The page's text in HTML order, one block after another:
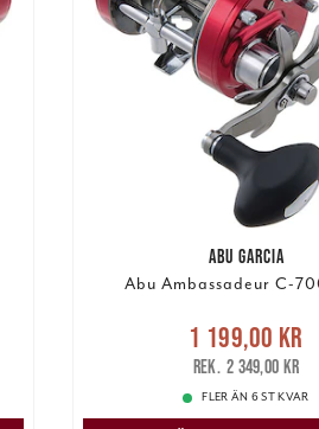
ABU GARCIA
Abu Ambassadeur C-
Nuvarande pris
1 199,00 krTidigare
2 349,00 kr
1 199,00 kr
2 349,00 kr
FLER ÄN 6 ST KVAR